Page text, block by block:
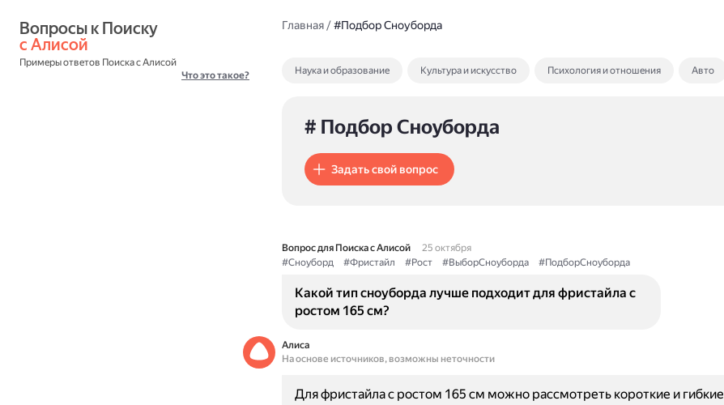
с Алисой
Примеры ответов Поиска с Алисой
Что это такое?
Главная/#Подбор Сноуборда
Наука и образование Культура и искусство Психология и отношения Авто
# Подбор Сноуборда
Задать свой вопрос
Вопрос для Поиска с Алисой
25 октября
#Сноуборд
#Фристайл #Рост #ВыборСноуборда #ПодборСноуборда
Какой тип сноуборда лучше подходит для фристайла с
ростом 165 см?
Алиса
На основе источников, возможны неточности
Для фристайла с ростом 165 см можно рассмотреть короткие и гибкие